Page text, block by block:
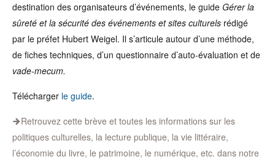
destination des organisateurs d’événements, le guide Gérer la
sûreté et la sécurité des événements et sites culturels rédigé
par le préfet Hubert Weigel. Il s’articule autour d’une méthode,
de fiches techniques, d’un questionnaire d’auto-évaluation et de
vade-mecum.
Télécharger le guide.
Retrouvez cette brève et toutes les informations sur les
politiques culturelles, la lecture publique, la vie littéraire,
l’économie du livre, le patrimoine, le numérique, etc. dans notre